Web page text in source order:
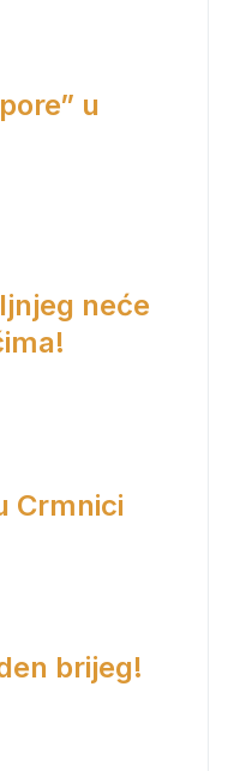
u
neće
Crmnici
brijeg!